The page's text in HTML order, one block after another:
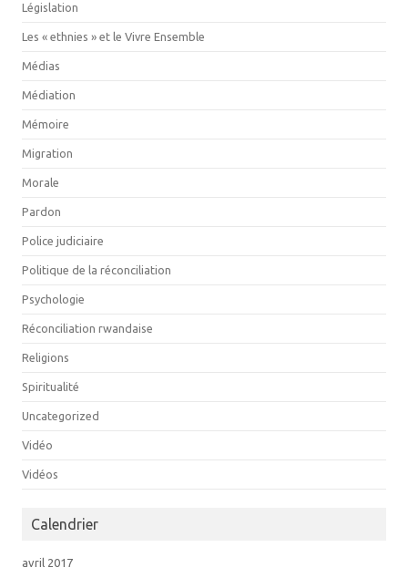
Législation
Les « ethnies » et le Vivre Ensemble
Médias
Médiation
Mémoire
Migration
Morale
Pardon
Police judiciaire
Politique de la réconciliation
Psychologie
Réconciliation rwandaise
Religions
Spiritualité
Uncategorized
Vidéo
Vidéos
Calendrier
avril 2017